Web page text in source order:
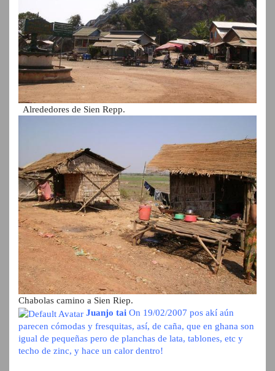
Alrededores de Sien Repp.
Chabolas camino a Sien Riep.
Juanjo tai On 19/02/2007 pos akí aún
parecen cómodas y fresquitas, así, de caña, que en ghana son
igual de pequeñas pero de planchas de lata, tablones, etc y
techo de zinc, y hace un calor dentro!